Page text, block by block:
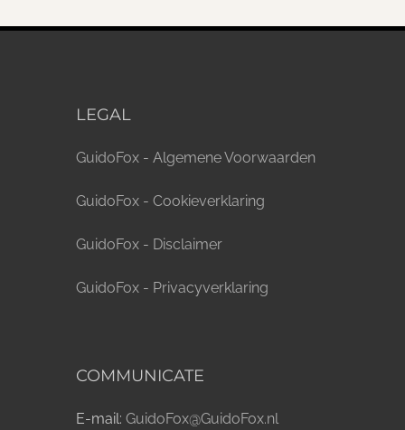
LEGAL
GuidoFox - Algemene Voorwaarden
GuidoFox - Cookieverklaring
GuidoFox - Disclaimer
GuidoFox - Privacyverklaring
COMMUNICATE
E-mail: GuidoFox@GuidoFox.nl